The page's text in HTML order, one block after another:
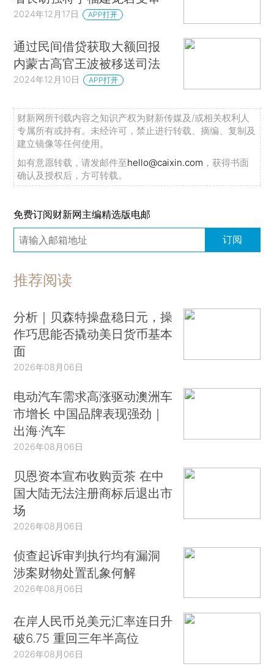
2024年12月17日 APP打开
通过民间借贷获取大额回报
内蒙古高官王波被移送司法
2024年12月10日 APP打开
财新网所刊载内容之知识产权为财新传媒及/或相关权利人
专属所有或持有。未经许可，禁止进行转载、摘编、复制及
建立镜像等任何使用。
如有意愿转载，请发邮件至hello@caixin.com ，获得书面
确认及授权后，方可转载。
免费订阅财新网主编精选版电邮
订阅
推荐阅读
分析｜贝森特操盘稳日元，操
作巧思能否撬动美日货币基本
面
2026年08月06日
电动汽车需求高涨驱动澳洲车
市增长 中国品牌表现强劲｜
出海·汽车
2026年08月06日
贝恩资本宣布收购贡茶 在中
国大陆无法注册商标后退出市
场
2026年08月06日
侦查起诉审判执行均有漏洞
涉案财物处置乱象何解
2026年08月06日
在岸人民币兑美元汇率连日升
破6.75 重回三年半高位
2026年08月06日